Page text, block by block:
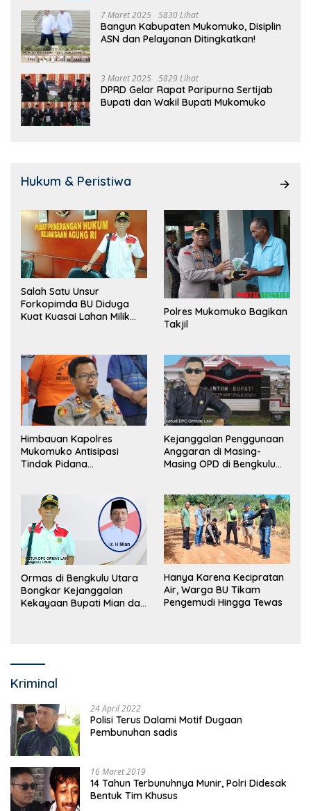
7 Maret 2025 5830 Lihat
Bangun Kabupaten Mukomuko, Disiplin
ASN dan Pelayanan Ditingkatkan!
3 Maret 2025 5829 Lihat
DPRD Gelar Rapat Paripurna Sertijab
Bupati dan Wakil Bupati Mukomuko
Hukum & Peristiwa
Salah Satu Unsur
Forkopimda BU Diduga
Kuat Kuasai Lahan Milik
Polres Mukomuko Bagikan
Takjil
Himbauan Kapolres
Mukomuko Antisipasi
Tindak Pidana
Kejanggalan Penggunaan
Anggaran di Masing-
Masing OPD di Bengkulu
Ormas di Bengkulu Utara
Bongkar Kejanggalan
Kekayaan Bupati Mian dan
Hanya Karena Kecipratan
Air, Warga BU Tikam
Pengemudi Hingga Tewas
Kriminal
24 April 2022
Polisi Terus Dalami Motif Dugaan
Pembunuhan sadis
16 Maret 2019
14 Tahun Terbunuhnya Munir, Polri Didesak
Bentuk Tim Khusus